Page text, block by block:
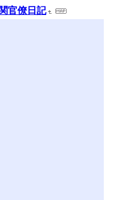
官僚日記